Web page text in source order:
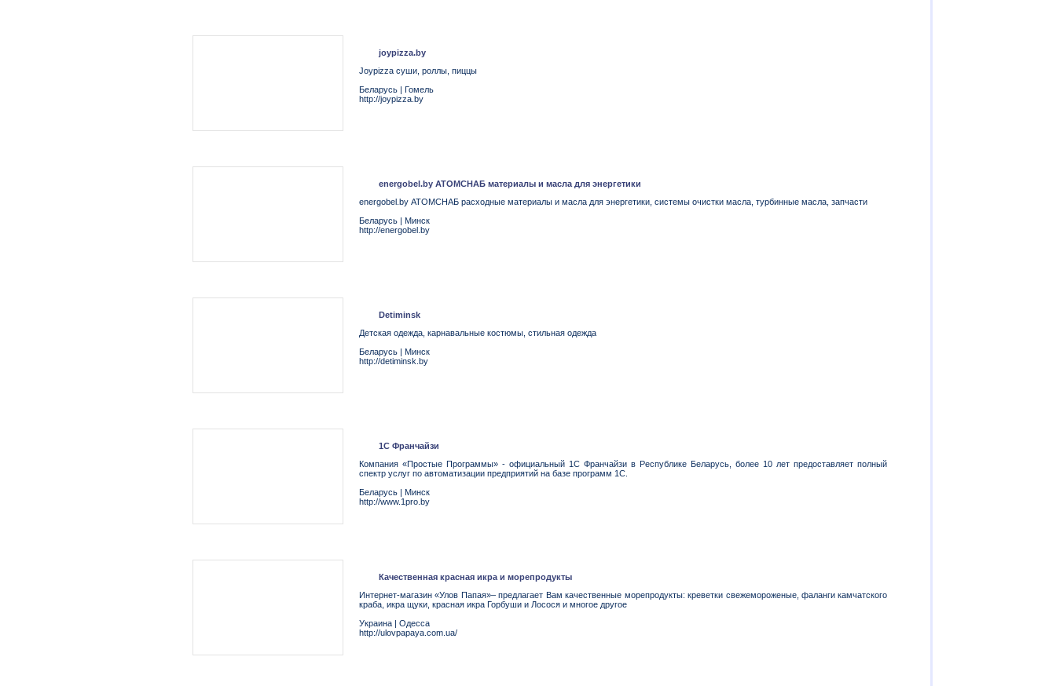
joypizza.by
Joypizza суши, роллы, пиццы
Беларусь | Гомель
http://joypizza.by
energobel.by АТОМСНАБ материалы и масла для энергетики
energobel.by АТОМСНАБ расходные материалы и масла для энергетики, системы очистки масла, турбинные масла, запчасти
Беларусь | Минск
http://energobel.by
Detiminsk
Детская одежда, карнавальные костюмы, стильная одежда
Беларусь | Минск
http://detiminsk.by
1С Франчайзи
Компания «Простые Программы» - официальный 1С Франчайзи в Республике Беларусь, более 10 лет предоставляет полный
спектр услуг по автоматизации предприятий на базе программ 1С.
Беларусь | Минск
http://www.1pro.by
Качественная красная икра и морепродукты
Интернет-магазин «Улов Папая»– предлагает Вам качественные морепродукты: креветки свежемороженые, фаланги камчатского
краба, икра щуки, красная икра Горбуши и Лосося и многое другое
Украина | Одесса
http://ulovpapaya.com.ua/